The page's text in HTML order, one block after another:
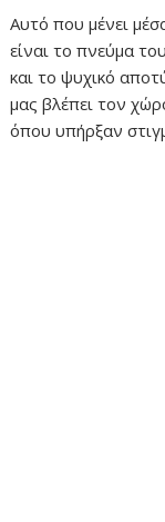
Αυτό που μένει
είναι το πνεύμα
και το ψυχικό
μας βλέπει τον
όπου υπήρξαν